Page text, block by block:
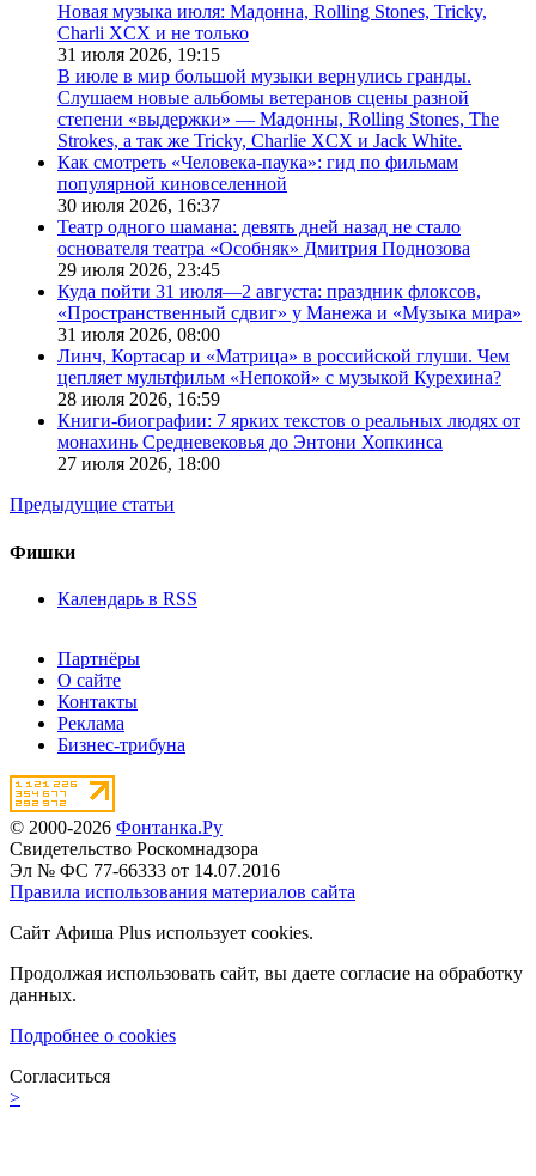
Новая музыка июля: Мадонна, Rolling Stones, Tricky,
Charli XCX и не только
31 июля 2026, 19:15
В июле в мир большой музыки вернулись гранды.
Слушаем новые альбомы ветеранов сцены разной
степени «выдержки» — Мадонны, Rolling Stones, The
Strokes, а так же Tricky, Charlie XCX и Jack White.
Как смотреть «Человека-паука»: гид по фильмам
популярной киновселенной
30 июля 2026, 16:37
Театр одного шамана: девять дней назад не стало
основателя театра «Особняк» Дмитрия Поднозова
29 июля 2026, 23:45
Куда пойти 31 июля—2 августа: праздник флоксов,
«Пространственный сдвиг» у Манежа и «Музыка мира»
31 июля 2026, 08:00
Линч, Кортасар и «Матрица» в российской глуши. Чем
цепляет мультфильм «Непокой» с музыкой Курехина?
28 июля 2026, 16:59
Книги-биографии: 7 ярких текстов о реальных людях от
монахинь Средневековья до Энтони Хопкинса
27 июля 2026, 18:00
Предыдущие статьи
Фишки
Календарь в RSS
Партнёры
О сайте
Контакты
Реклама
Бизнес-трибуна
© 2000-2026 Фонтанка.Ру
Свидетельство Роскомнадзора
Эл № ФС 77-66333 от 14.07.2016
Правила использования материалов сайта
Сайт Афиша Plus использует cookies.
Продолжая использовать сайт, вы даете согласие на обработку
данных.
Подробнее о cookies
Согласиться
>